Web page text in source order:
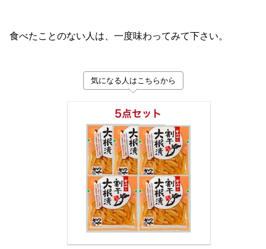
食べたことのない人は、一度味わってみて下さい。
気になる人はこちらから